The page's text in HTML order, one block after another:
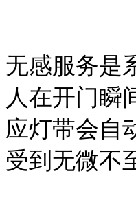
无感服务是
人在开门瞬
应灯带会自
受到无微不